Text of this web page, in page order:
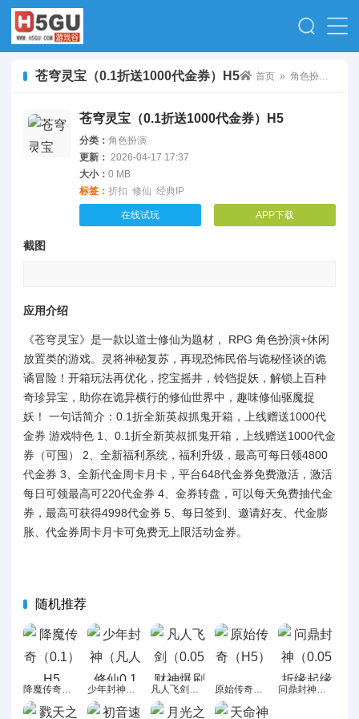
苍穹灵宝（0.1折送1000代金券）H5 首页 » 角色扮演
苍穹灵宝（0.1折送1000代金券）H5
分类： 角色扮演
更新： 2026-04-17 17:37
大小： 0 MB
标签： 折扣 修仙 经典IP
在线试玩 APP下载
截图
应用介绍
《苍穹灵宝》是一款以道士修仙为题材， RPG 角色扮演+休闲
放置类的游戏。灵将神秘复苏，再现恐怖民俗与诡秘怪谈的诡
谲冒险！开箱玩法再优化，挖宝摇井，铃铛捉妖，解锁上百种
奇珍异宝，助你在诡异横行的修仙世界中，趣味修仙驱魔捉
妖！ 一句话简介：0.1折全新英叔抓鬼开箱，上线赠送1000代
金券 游戏特色 1、0.1折全新英叔抓鬼开箱，上线赠送1000代金
券（可囤） 2、全新福利系统，福利升级，最高可每日领4800
代金券 3、全新代金周卡月卡，平台648代金券免费激活，激活
每日可领最高可220代金券 4、金券转盘，可以每天免费抽代金
券，最高可获得4998代金券 5、每日签到、邀请好友、代金膨
胀、代金券周卡月卡可免费无上限活动金券。
随机推荐
少年封神（凡人修仙0.1折） 原始传奇（H5）